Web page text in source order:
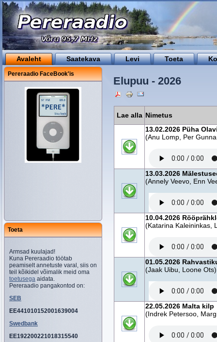
Avaleht Saatekava Levi Toeta
Pereraadio FaceBook'is
Toeta
Armsad kuulajad!
Kuna Pereraadio töötab
peamiselt annetuste varal, siis on
teil kõikidel võimalik meid oma
toetusega aidata.
Pereraadio pangakontod on:
SEB
EE441010152001639004
Swedbank
EE192200221018315540
Elupuu - 2026
Lae alla Nimetus
13.02.2026 Püha
(Anu Lomp, Per
13.03.2026
(Annely Veevo, Enn
10.04.2026
(Katarina Kaleininkas,
01.05.2026
(Jaak Uibu, Loone Ots)
22.05.2026 Malta kilp
(Indrek Petersoo,